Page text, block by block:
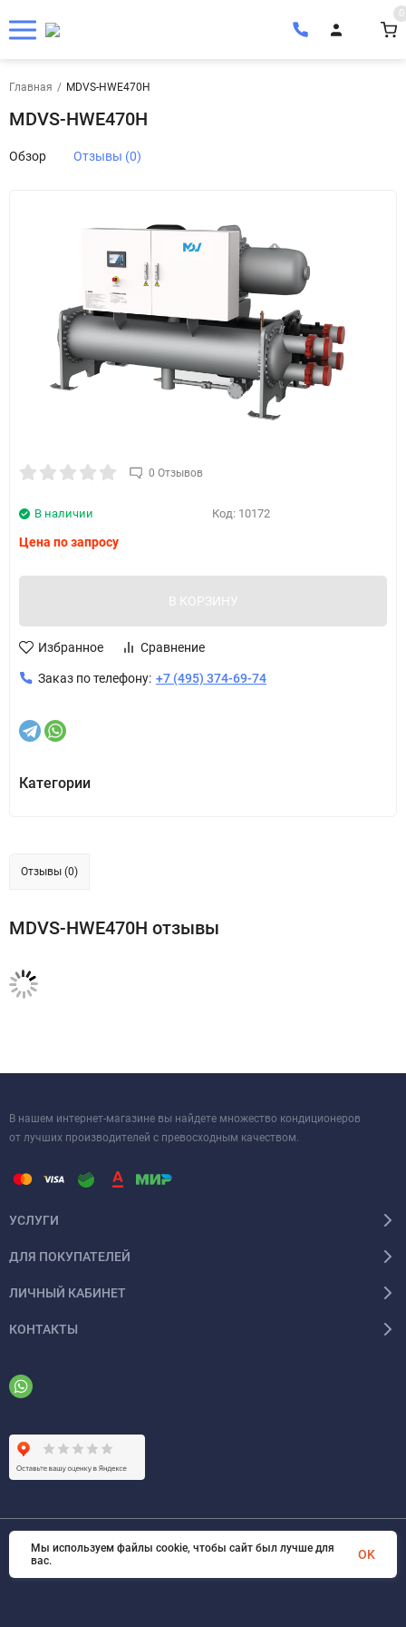
0
Главная / MDVS-HWE470H
MDVS-HWE470H
Обзор Отзывы (0)
0 Отзывов
Код: 10172
В наличии
Цена по запросу
В КОРЗИНУ
Избранное Сравнение
Заказ по телефону: +7 (495) 374-69-74
Категории
Отзывы (0)
MDVS-HWE470H отзывы
В нашем интернет-магазине вы найдете множество кондиционеров
от лучших производителей с превосходным качеством.
УСЛУГИ
ДЛЯ ПОКУПАТЕЛЕЙ
ЛИЧНЫЙ КАБИНЕТ
КОНТАКТЫ
© 2026 ООО «ФАЗИНЖИНИРИНГ». Все права защищены
Мы используем файлы cookie, чтобы сайт был лучше для
вас.
OK